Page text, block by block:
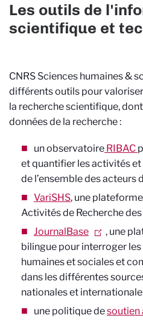
Les outils de
scientifique et
CNRS Sciences humaines &
différents outils pour
la recherche scientifique,
données de la recherche :
un observatoire RIBAC
et quantifier les activités
de l’ensemble des acteurs
VariSHS, une
Activités de Recherche des
JournalBase
, une
bilingue pour interroger
humaines et sociales et
dans les différentes
nationales et
une politique desoutien